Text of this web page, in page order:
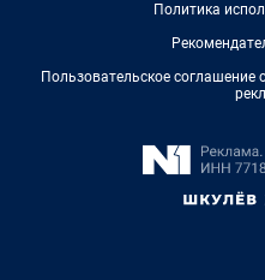
Политика
Пользовательское соглашение